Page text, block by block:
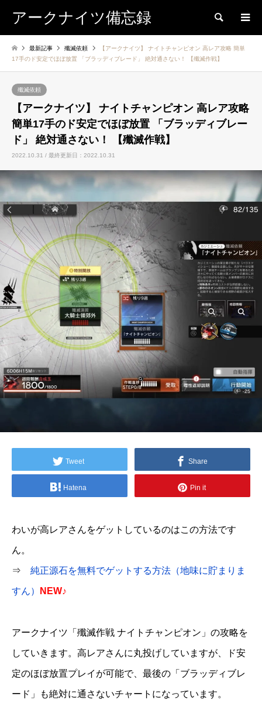
アークナイツ備忘録 検索
最新記事 殲滅依頼
【アークナイツ】 ナイトチャンピオン 高レア攻略 簡単
17手のド安定でほぼ放置 「ブラッディブレード」 絶対通さない！ 【殲滅作戦】
殲滅依頼
【アークナイツ】 ナイトチャンピオン 高レア攻略
簡単17手のド安定でほぼ放置 「ブラッディブレー
ド」 絶対通さない！ 【殲滅作戦】
2022.10.31 / 最終更新日：2022.10.31
Tweet Share
Hatena Pin it
わいが高レアさんをゲットしているのはこの方法です
ん。
⇒ 純正源石を無料でゲットする方法（地味に貯まりま
すん） NEW♪
アークナイツ「殲滅作戦 ナイトチャンピオン」の攻略を
していきます。高レアさんに丸投げしていますが、ド安
定のほぼ放置プレイが可能で、最後の「ブラッディブレ
ード」も絶対に通さないチャートになっています。